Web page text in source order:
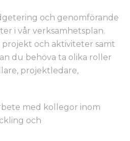
och genomförande
i vår verksamhetsplan.
projekt och aktiviteter samt
du behöva ta olika roller
projektledare,
med kollegor inom
och